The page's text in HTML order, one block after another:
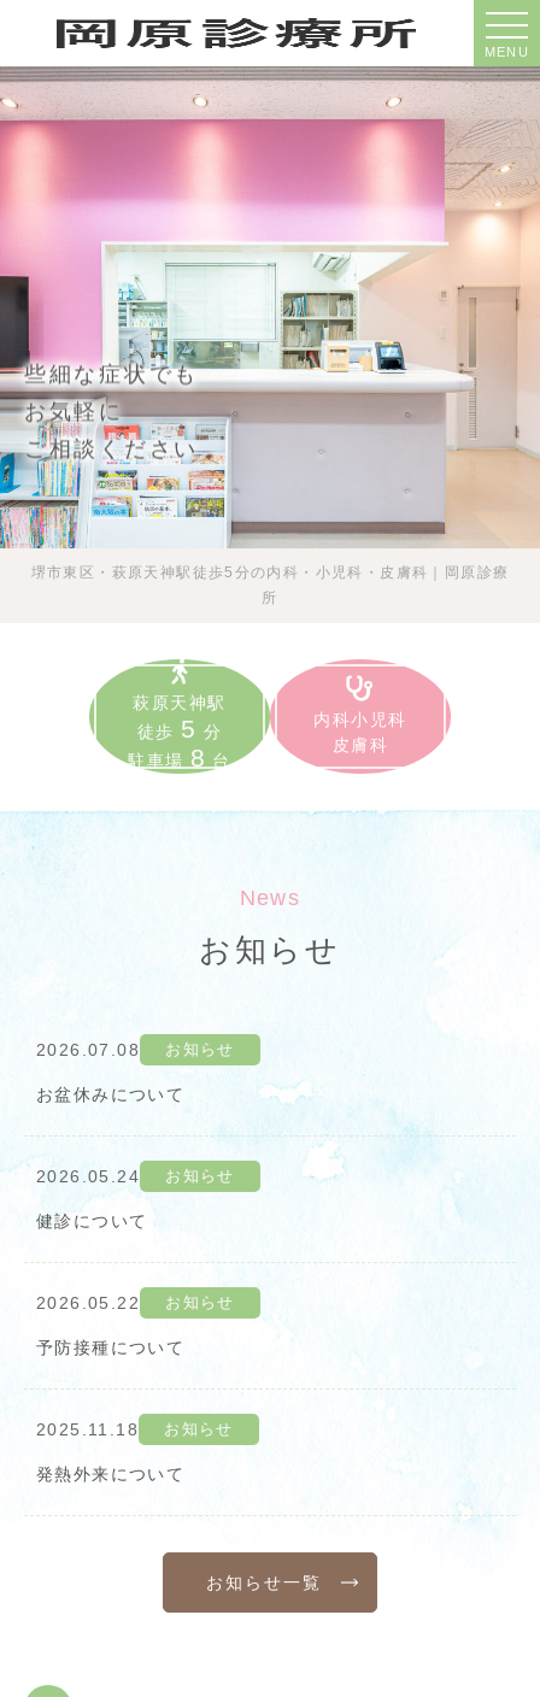
MENU
些細な症状でも
お気軽に
ご相談ください
堺市東区・萩原天神駅徒歩5分の内科・小児科・皮膚科｜岡原診療
所
萩原天神駅
徒歩 5 分
駐車場 8 台
内科小児科
皮膚科
News
お知らせ
2026.07.08 お知らせ
お盆休みについて
2026.05.24 お知らせ
健診について
2026.05.22 お知らせ
予防接種について
2025.11.18 お知らせ
発熱外来について
お知らせ一覧